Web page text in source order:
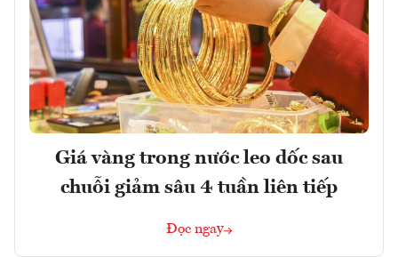
Giá vàng trong nước leo dốc sau
chuỗi giảm sâu 4 tuần liên tiếp
Đọc ngay